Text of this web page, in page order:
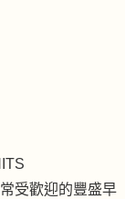
受歡迎的豐盛早